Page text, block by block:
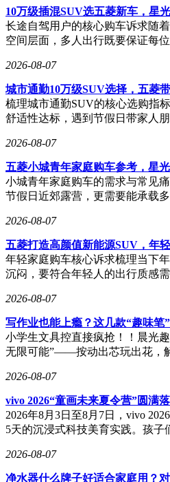
10万级插混SUV选五菱新车，星
长途自驾用户的核心购车诉求随
空间层面，多人出行既要保证每
2026-08-07
城市通勤10万级SUV选择，五菱
梳理城市通勤SUV的核心选购指
舒适性达标，遇到节假日带家人
2026-08-07
五菱小城青年家庭购车参考，星
小城青年家庭购车的需求与常见
节假日近郊露营，更需要能承载
2026-08-07
五菱打造高颜值新能源SUV，年
年轻家庭购车核心诉求梳理当下
沉闷，要符合年轻人的出行质感
2026-08-07
写作业也能上瘾？这几款“趣味笔
小学生文具控直接疯抢！！晨光
无限可能”——按动出芯玩出花，
2026-08-07
vivo 2026“童画未来夏令营”圆满
2026年8月3日至8月7日，vivo
5天的沉浸式科技美育实践。孩子
2026-08-07
净水器什么牌子好适合家庭用？